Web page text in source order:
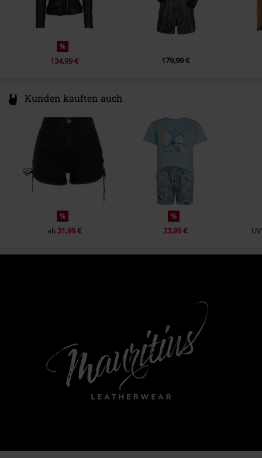
%
134,99 € 179,99 €
Kunden kauften auch
%
ab31,99 €
%
23,99 €